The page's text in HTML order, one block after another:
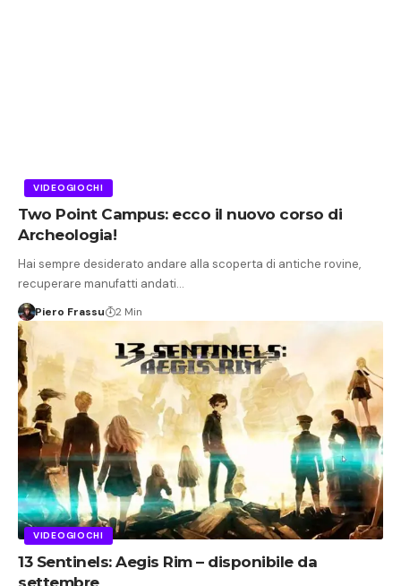
VIDEOGIOCHI
Two Point Campus: ecco il nuovo corso di
Archeologia!
Hai sempre desiderato andare alla scoperta di antiche rovine,
recuperare manufatti andati…
Piero Frassu 2 Min
VIDEOGIOCHI
13 Sentinels: Aegis Rim – disponibile da